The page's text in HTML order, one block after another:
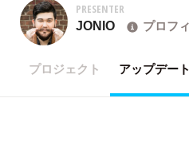
PRESENTER
JONIO プロフ
プロジェクト アップデート